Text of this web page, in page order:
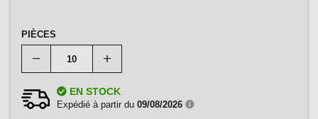
PIÈCES
EN STOCK
Expédié à partir du 09/08/2026